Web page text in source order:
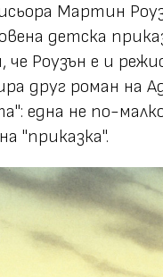
Мартин
детска
Роузън е и
друг роман на
една не по-
"приказка".